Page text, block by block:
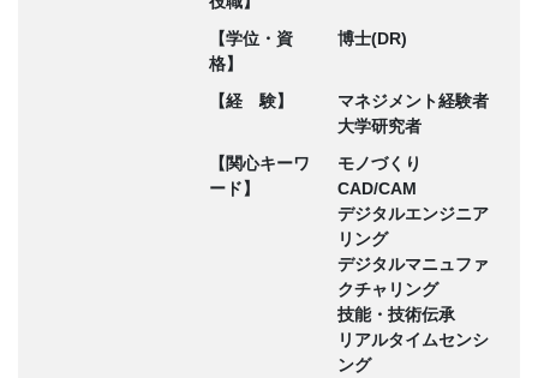
【学位・資
格】
博士(DR)
【経 験】
マネジメント経験者
大学研究者
【関心キーワ
ード】
モノづくり
CAD/CAM
デジタルエンジニア
リング
デジタルマニュファ
クチャリング
技能・技術伝承
リアルタイムセンシ
ング